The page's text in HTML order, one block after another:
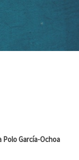
García-Ochoa